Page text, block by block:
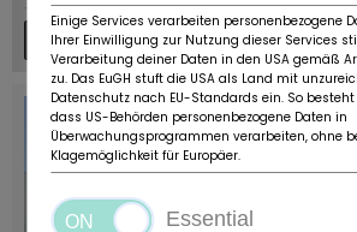
Plus de détails
Einige Services verarbeiten personenbezogene
Ihrer Einwilligung zur Nutzung dieser Services
Verarbeitung deiner Daten in den USA gemäß
zu. Das EuGH stuft die USA als Land mit
Datenschutz nach EU-Standards ein. So
dass US-Behörden personenbezogene Daten in
Überwachungsprogrammen verarbeiten, ohne
Klagemöglichkeit für Europäer.
Essential